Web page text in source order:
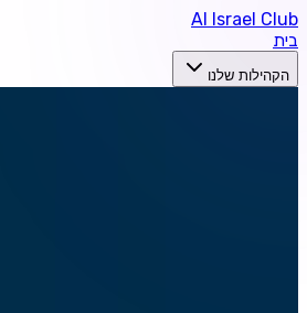
AI Israel Club
בית
הקהילות שלנו